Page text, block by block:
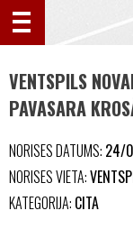
VENTSPILS
PAVASARA
NORISES DATUMS: 24/
NORISES VIETA:
KATEGORIJA: CITA